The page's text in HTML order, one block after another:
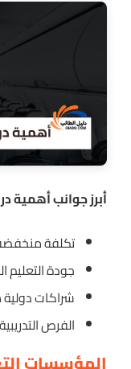
أبرز جوانب أهمية
تكلفة منخفضة
جودة التعليم
شراكات
الفرص
المؤسسات